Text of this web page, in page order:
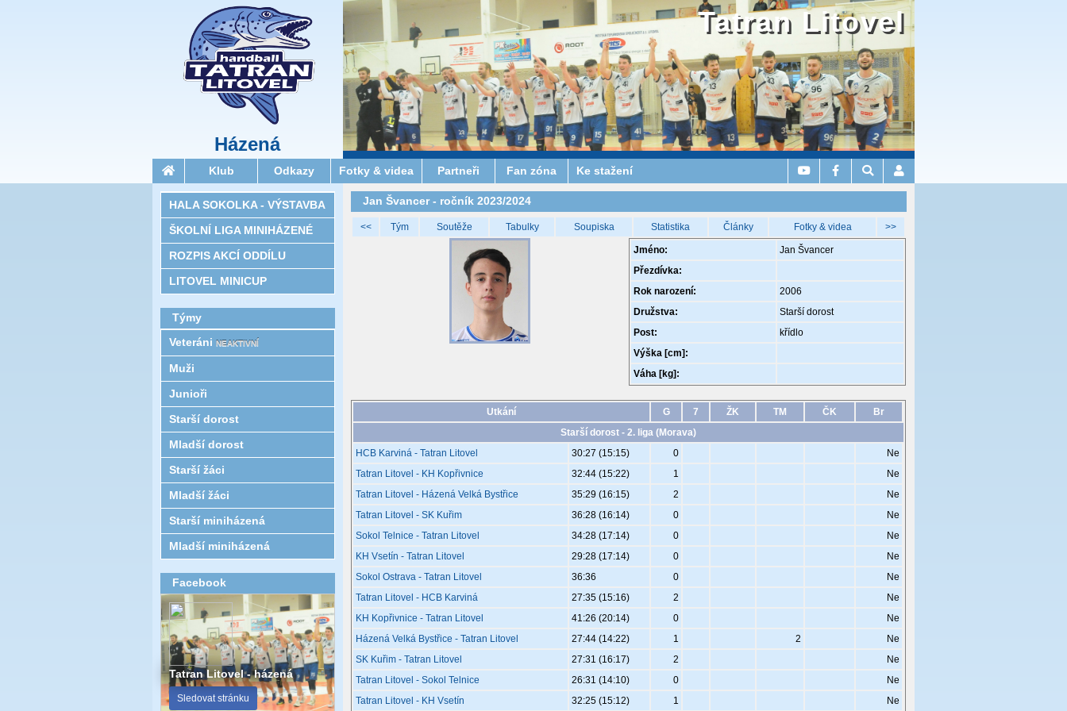
Házená
Tatran Litovel
Klub Odkazy Fotky & videa Partneři Fan zóna Ke stažení
Jan Švancer - ročník 2023/2024
<< Tým Soutěže Tabulky Soupiska Statistika Články Fotky & videa >>
Jméno:
Jan Švancer
Přezdívka:
Rok narození:
2006
Družstva:
Starší dorost
Post:
křídlo
Výška [cm]:
Váha [kg]:
Utkání G 7 ŽK TM ČK
Br
Starší dorost - 2. liga (Morava)
HCB Karviná - Tatran Litovel
30:27 (15:15) 0
Ne
Tatran Litovel - KH Kopřivnice
32:44 (15:22) 1
Ne
Tatran Litovel - Házená Velká Bystřice
35:29 (16:15) 2
Ne
Tatran Litovel - SK Kuřim
36:28 (16:14) 0
Ne
Sokol Telnice - Tatran Litovel
34:28 (17:14) 0
Ne
KH Vsetín - Tatran Litovel
29:28 (17:14) 0
Ne
Sokol Ostrava - Tatran Litovel
36:36 0
Ne
Tatran Litovel - HCB Karviná
27:35 (15:16) 2
Ne
KH Kopřivnice - Tatran Litovel
41:26 (20:14) 0
Ne
Házená Velká Bystřice - Tatran Litovel
27:44 (14:22) 1 2
Ne
SK Kuřim - Tatran Litovel
27:31 (16:17) 2
Ne
Tatran Litovel - Sokol Telnice
26:31 (14:10) 0
Ne
Tatran Litovel - KH Vsetín
32:25 (15:12) 1 Ne
HALA SOKOLKA - VÝSTAVBA
ŠKOLNÍ LIGA MINIHÁZENÉ
ROZPIS AKCÍ ODDÍLU
LITOVEL MINICUP
Týmy
Veteráni NEAKTIVNÍ
Muži
Junioři
Starší dorost
Mladší dorost
Starší žáci
Mladší žáci
Starší miniházená
Mladší miniházená
Facebook
Tatran Litovel - házená
Sledovat stránku